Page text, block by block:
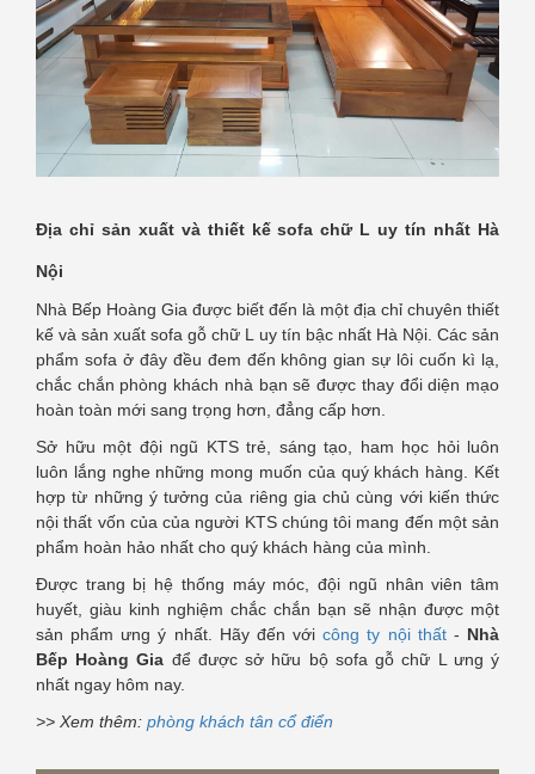
Địa chỉ sản xuất và thiết kế sofa chữ L uy tín nhất Hà
Nội
Nhà Bếp Hoàng Gia được biết đến là một địa chỉ chuyên thiết
kế và sản xuất sofa gỗ chữ L uy tín bậc nhất Hà Nội. Các sản
phẩm sofa ở đây đều đem đến không gian sự lôi cuốn kì lạ,
chắc chắn phòng khách nhà bạn sẽ được thay đổi diện mạo
hoàn toàn mới sang trọng hơn, đẳng cấp hơn.
Sở hữu một đội ngũ KTS trẻ, sáng tạo, ham học hỏi luôn
luôn lắng nghe những mong muốn của quý khách hàng. Kết
hợp từ những ý tưởng của riêng gia chủ cùng với kiến thức
nội thất vốn của của người KTS chúng tôi mang đến một sản
phẩm hoàn hảo nhất cho quý khách hàng của mình.
Được trang bị hệ thống máy móc, đội ngũ nhân viên tâm
huyết, giàu kinh nghiệm chắc chắn bạn sẽ nhận được một
sản phẩm ưng ý nhất. Hãy đến vớicông ty nội thất- Nhà
Bếp Hoàng Gia để được sở hữu bộ sofa gỗ chữ L ưng ý
nhất ngay hôm nay.
>> Xem thêm: phòng khách tân cổ điển